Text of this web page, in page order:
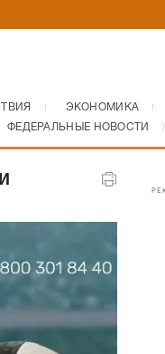
ЭКОНОМИКА
ФЕДЕРАЛЬНЫЕ НОВОСТИ